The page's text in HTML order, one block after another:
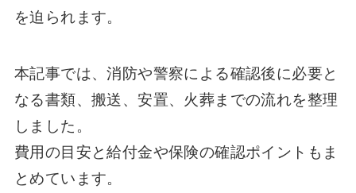
を迫られます。
本記事では、消防や警察による確認後に必要と
なる書類、搬送、安置、火葬までの流れを整理
しました。
費用の目安と給付金や保険の確認ポイントもま
とめています。